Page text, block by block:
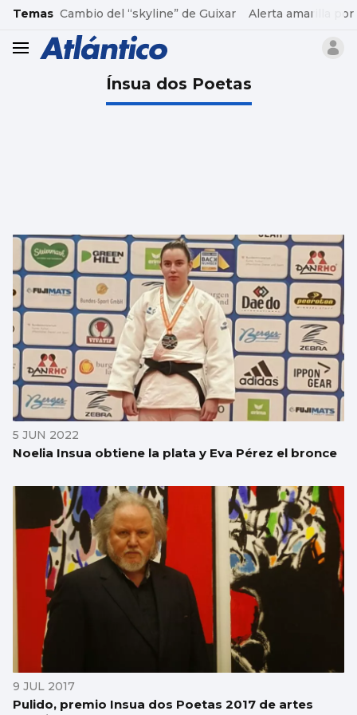
common.go-to-content
Temas Cambio del “skyline” de Guixar Alerta amarilla por
header.menu.open
Ínsua dos Poetas
5 JUN 2022
Noelia Insua obtiene la plata y Eva Pérez el bronce
9 JUL 2017
Pulido, premio Insua dos Poetas 2017 de artes